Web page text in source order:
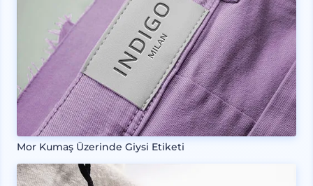
Mor Kumaş Üzerinde Giysi Etiketi